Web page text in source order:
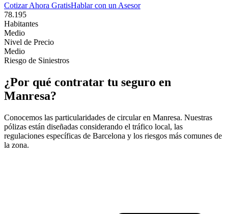
Cotizar Ahora GratisHablar con un Asesor
78.195
Habitantes
Medio
Nivel de Precio
Medio
Riesgo de Siniestros
¿Por qué contratar tu seguro en
Manresa?
Conocemos las particularidades de circular en Manresa. Nuestras
pólizas están diseñadas considerando el tráfico local, las
regulaciones específicas de Barcelona y los riesgos más comunes de
la zona.